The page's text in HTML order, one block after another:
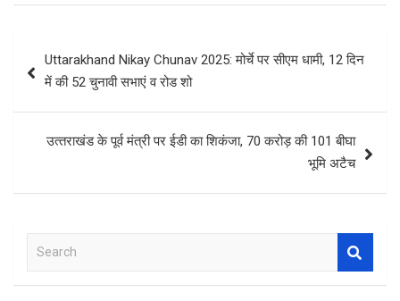
navigation
Uttarakhand Nikay Chunav 2025: मोर्चे पर सीएम धामी, 12 दिन
में की 52 चुनावी सभाएं व रोड शो
उत्‍तराखंड के पूर्व मंत्री पर ईडी का शिकंजा, 70 करोड़ की 101 बीघा
भूमि अटैच
a